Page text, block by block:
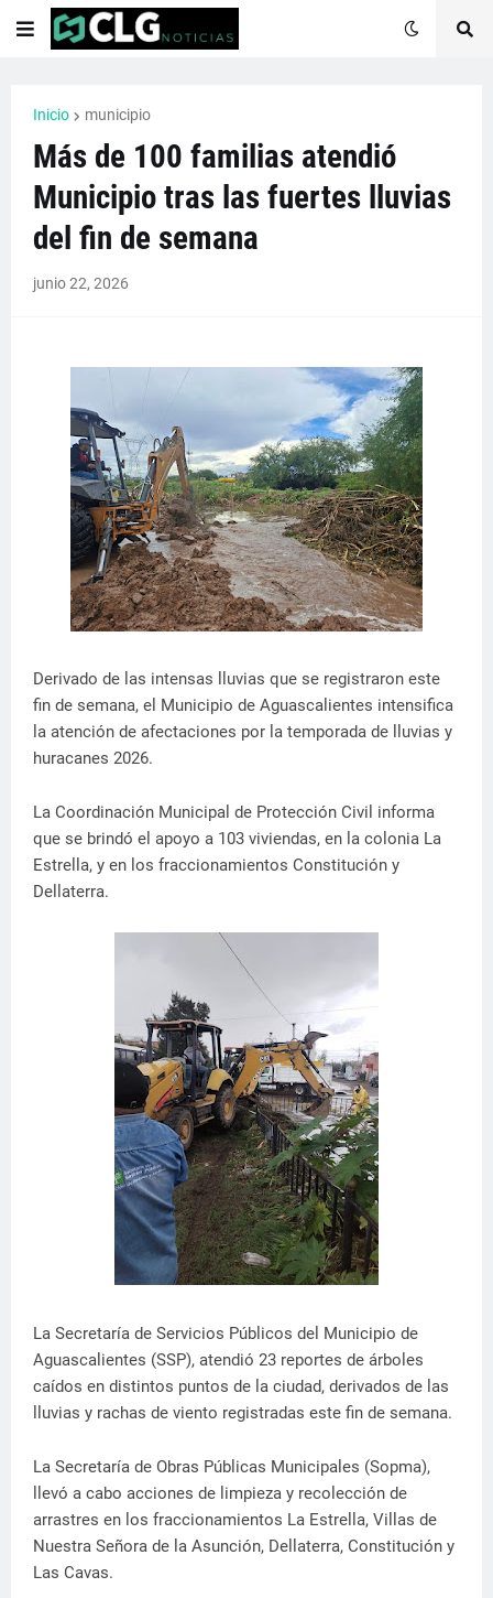
Inicio municipio
Más de 100 familias atendió
Municipio tras las fuertes lluvias
del fin de semana
junio 22, 2026
Derivado de las intensas lluvias que se registraron este
fin de semana, el Municipio de Aguascalientes intensifica
la atención de afectaciones por la temporada de lluvias y
huracanes 2026.
La Coordinación Municipal de Protección Civil informa
que se brindó el apoyo a 103 viviendas, en la colonia La
Estrella, y en los fraccionamientos Constitución y
Dellaterra.
La Secretaría de Servicios Públicos del Municipio de
Aguascalientes (SSP), atendió 23 reportes de árboles
caídos en distintos puntos de la ciudad, derivados de las
lluvias y rachas de viento registradas este fin de semana.
La Secretaría de Obras Públicas Municipales (Sopma),
llevó a cabo acciones de limpieza y recolección de
arrastres en los fraccionamientos La Estrella, Villas de
Nuestra Señora de la Asunción, Dellaterra, Constitución y
Las Cavas.